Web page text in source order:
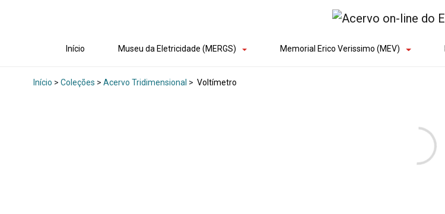
Início Museu da Eletricidade (MERGS) Memorial Erico Verissimo (MEV)
Início > Coleções > Acervo Tridimensional > Voltímetro